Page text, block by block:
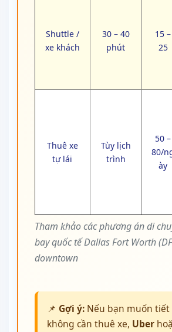
Tham khảo các phương án di
bay quốc tế Dallas Fort Worth
downtown
Shuttle /
xe khách
30 – 40
phút
15 –
25
Thuê xe
tự lái
Tùy lịch
trình
50 –
80/
ày
📌 Gợi ý:Nếu bạn muốn tiết
không cần thuê xe, Uber